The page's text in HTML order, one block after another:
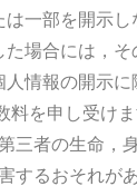
は一部を開示
場合には，
人情報の開示
料を申し受けま
三者の生命，
するおそれが